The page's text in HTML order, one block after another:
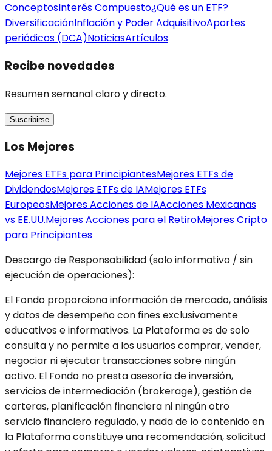
ConceptosInterés Compuesto¿Qué es un ETF?
DiversificaciónInflación y Poder AdquisitivoAportes
periódicos (DCA)NoticiasArtículos
Recibe novedades
Resumen semanal claro y directo.
Suscribirse
Los Mejores
Mejores ETFs para PrincipiantesMejores ETFs de
DividendosMejores ETFs de IAMejores ETFs
EuropeosMejores Acciones de IAAcciones Mexicanas
vs EE.UU.Mejores Acciones para el RetiroMejores Cripto
para Principiantes
Descargo de Responsabilidad (solo informativo / sin
ejecución de operaciones):
El Fondo proporciona información de mercado, análisis
y datos de desempeño con fines exclusivamente
educativos e informativos. La Plataforma es de solo
consulta y no permite a los usuarios comprar, vender,
negociar ni ejecutar transacciones sobre ningún
activo. El Fondo no presta asesoría de inversión,
servicios de intermediación (brokerage), gestión de
carteras, planificación financiera ni ningún otro
servicio financiero regulado, y nada de lo contenido en
la Plataforma constituye una recomendación, solicitud